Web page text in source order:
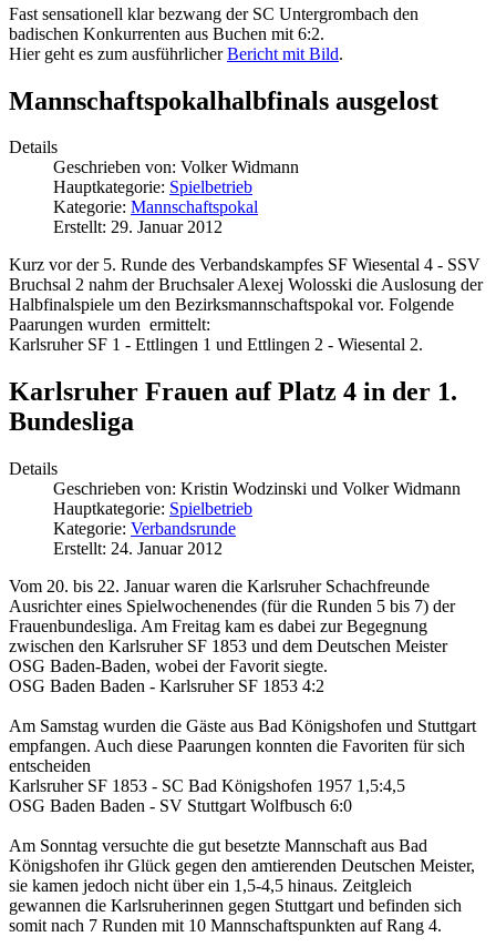
Fast sensationell klar bezwang der SC Untergrombach den
badischen Konkurrenten aus Buchen mit 6:2.
Hier geht es zum ausführlicherBericht mit Bild.
Mannschaftspokalhalbfinals ausgelost
Details
Geschrieben von: Volker Widmann
Hauptkategorie: Spielbetrieb
Kategorie: Mannschaftspokal
Erstellt: 29. Januar 2012
Kurz vor der 5. Runde des Verbandskampfes SF Wiesental 4 - SSV
Bruchsal 2 nahm der Bruchsaler Alexej Wolosski die Auslosung der
Halbfinalspiele um den Bezirksmannschaftspokal vor. Folgende
Paarungen wurden ermittelt:
Karlsruher SF 1 - Ettlingen 1 und Ettlingen 2 - Wiesental 2.
Karlsruher Frauen auf Platz 4 in der 1.
Bundesliga
Details
Geschrieben von: Kristin Wodzinski und Volker Widmann
Hauptkategorie: Spielbetrieb
Kategorie: Verbandsrunde
Erstellt: 24. Januar 2012
Vom 20. bis 22. Januar waren die Karlsruher Schachfreunde
Ausrichter eines Spielwochenendes (für die Runden 5 bis 7) der
Frauenbundesliga. Am Freitag kam es dabei zur Begegnung
zwischen den Karlsruher SF 1853 und dem Deutschen Meister
OSG Baden-Baden, wobei der Favorit siegte.
OSG Baden Baden - Karlsruher SF 1853 4:2
Am Samstag wurden die Gäste aus Bad Königshofen und Stuttgart
empfangen. Auch diese Paarungen konnten die Favoriten für sich
entscheiden
Karlsruher SF 1853 - SC Bad Königshofen 1957 1,5:4,5
OSG Baden Baden - SV Stuttgart Wolfbusch 6:0
Am Sonntag versuchte die gut besetzte Mannschaft aus Bad
Königshofen ihr Glück gegen den amtierenden Deutschen Meister,
sie kamen jedoch nicht über ein 1,5-4,5 hinaus. Zeitgleich
gewannen die Karlsruherinnen gegen Stuttgart und befinden sich
somit nach 7 Runden mit 10 Mannschaftspunkten auf Rang 4.